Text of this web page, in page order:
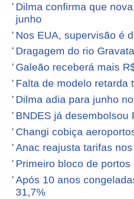
Dilma confirma que
junho
Nos EUA, supervisão é
Dragagem do rio
Galeão receberá mais
Falta de modelo retarda
Dilma adia para junho
BNDES já
Changi cobiça
Anac reajusta tarifas
Primeiro bloco de
Após 10 anos
31,7%